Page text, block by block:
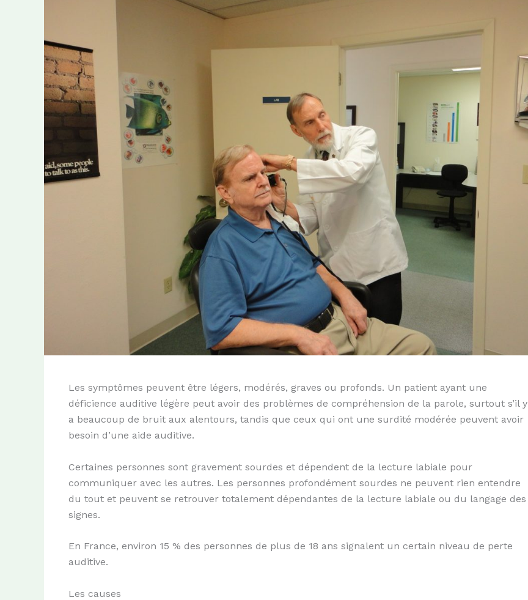
Les symptômes peuvent être légers, modérés, graves ou profonds. Un patient ayant une
déficience auditive légère peut avoir des problèmes de compréhension de la parole, surtout s’il y
a beaucoup de bruit aux alentours, tandis que ceux qui ont une surdité modérée peuvent avoir
besoin d’une aide auditive.
Certaines personnes sont gravement sourdes et dépendent de la lecture labiale pour
communiquer avec les autres. Les personnes profondément sourdes ne peuvent rien entendre
du tout et peuvent se retrouver totalement dépendantes de la lecture labiale ou du langage des
signes.
En France, environ 15 % des personnes de plus de 18 ans signalent un certain niveau de perte
auditive.
Les causes